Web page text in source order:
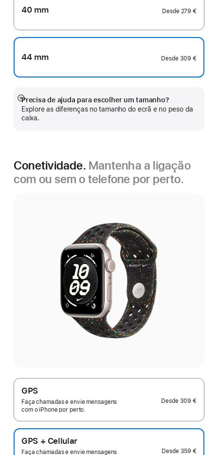
40 mm Desde 279 €
44 mm Desde 309 €
Precisa de ajuda para escolher um tamanho?
Explore as diferenças no tamanho do ecrã e no peso da
caixa.
Veja
mais
Conetividade. Mantenha a ligação
com ou sem o telefone por perto.
GPS
Faça chamadas e envie mensagens
com o iPhone por perto.
Desde 309 €
GPS + Cellular
Faça chamadas e envie mensagens
Desde 359 €